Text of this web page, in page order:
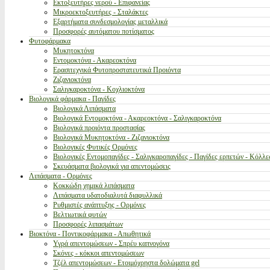
Εκτοξευτήρες νερού - Επιφανείας
Μικροεκτοξευτήρες - Σταλάκτες
Εξαρτήματα συνδεσμολογίας μεταλλικά
Προσφορές αυτόματου ποτίσματος
Φυτοφάρμακα
Μυκητοκτόνα
Εντομοκτόνα - Ακαρεοκτόνα
Ερασιτεχνικά Φυτοπροστατευτικά Προιόντα
Ζιζανιοκτόνα
Σαλιγκαροκτόνα - Κοχλιοκτόνα
Βιολογικά φάρμακα - Παγίδες
Βιολογικά Λιπάσματα
Βιολογικά Εντομοκτόνα - Ακαρεοκτόνα - Σαλιγκαροκτόνα
Βιολογικά προιόντα προστασίας
Βιολογικά Μυκητοκτόνα - Ζιζανιοκτόνα
Βιολογικές Φυτικές Ορμόνες
Βιολογικές Εντομοπαγίδες - Σαλιγκαροπαγίδες - Παγίδες ερπετών -
Σκευάσματα βιολογικά για απεντομώσεις
Λιπάσματα - Ορμόνες
Κοκκώδη χημικά λιπάσματα
Λιπάσματα υδατοδιαλυτά διαφυλλικά
Ρυθμιστές ανάπτυξης - Ορμόνες
Βελτιωτικά φυτών
Προσφορές λιπασμάτων
Βιοκτόνα - Ποντικοφάρμακα - Απωθητικά
Υγρά απεντομώσεων - Σπρέυ καπνογόνα
Σκόνες - κόκκοι απεντομώσεων
Τζέλ απεντομώσεων - Ετοιμόχρηστα δολώματα gel